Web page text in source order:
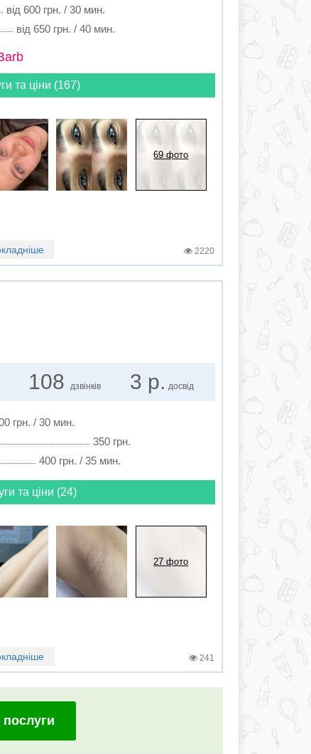
від 600 грн. / 30 мин.
від 650 грн. / 40 мин.
та ціни (167)
69 фото
2220
108 дзвінків 3 р. досвід
грн. / 30 мин.
350 грн.
400 грн. / 35 мин.
та ціни (24)
27 фото
241
послуги